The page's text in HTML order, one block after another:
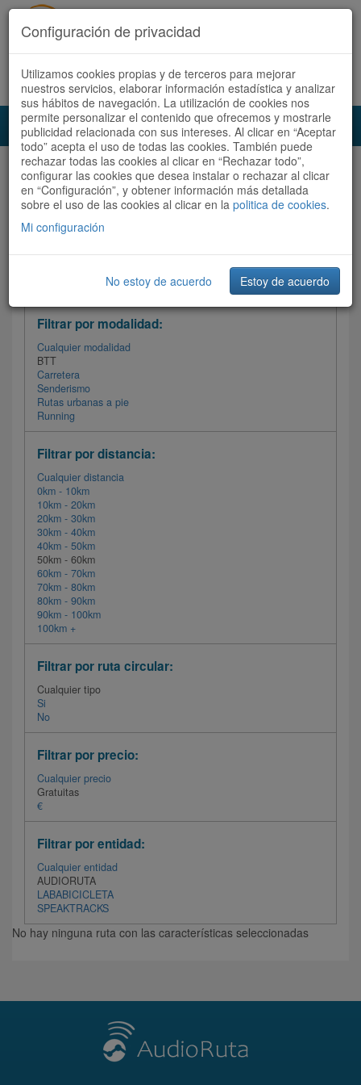
Acceder Registrate ahora Español | Català
Audioruta Todas las rutas
Todas las rutas
Ordenar por: Más recientes /
Filtrar las rutas
Filtrar por modalidad:
Cualquier modalidad
BTT
Carretera
Senderismo
Rutas urbanas a pie
Running
Filtrar por distancia:
Cualquier distancia
0km - 10km
10km - 20km
20km - 30km
30km - 40km
40km - 50km
50km - 60km
60km - 70km
70km - 80km
80km - 90km
90km - 100km
100km +
Filtrar por ruta circular:
Cualquier tipo
Si
No
Filtrar por precio:
Cualquier precio
Gratuitas
€
Filtrar por entidad:
Cualquier entidad
AUDIORUTA
LABABICICLETA
SPEAKTRACKS
No hay ninguna ruta con las características seleccionadas
Configuración de privacidad
Utilizamos cookies propias y de terceros para mejorar
nuestros servicios, elaborar información estadística y analizar
sus hábitos de navegación. La utilización de cookies nos
permite personalizar el contenido que ofrecemos y mostrarle
publicidad relacionada con sus intereses. Al clicar en “Aceptar
todo” acepta el uso de todas las cookies. También puede
rechazar todas las cookies al clicar en “Rechazar todo”,
configurar las cookies que desea instalar o rechazar al clicar
en “Configuración”, y obtener información más detallada
sobre el uso de las cookies al clicar en la politica de cookies.
Mi configuración
No estoy de acuerdo Estoy de acuerdo